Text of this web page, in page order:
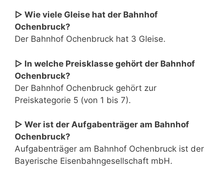
▷ Wie viele Gleise hat der Bahnhof
Ochenbruck?
Der Bahnhof Ochenbruck hat 3 Gleise.
▷ In welche Preisklasse gehört der Bahnhof
Ochenbruck?
Der Bahnhof Ochenbruck gehört zur
Preiskategorie 5 (von 1 bis 7).
▷ Wer ist der Aufgabenträger am Bahnhof
Ochenbruck?
Aufgabenträger am Bahnhof Ochenbruck ist der
Bayerische Eisenbahngesellschaft mbH.